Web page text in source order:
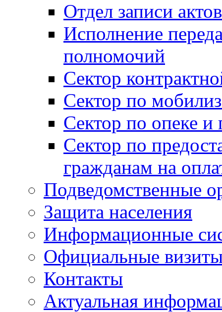
Отдел записи
Исполнение
полномочий
Сектор
Сектор по
Сектор по опеке и
Сектор по
гражданам на
Подведомственные
Защита населения
Информационные
Официальные
Контакты
Актуальная